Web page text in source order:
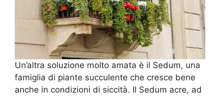
Un’altra soluzione molto amata è il Sedum, una
famiglia di piante succulente che cresce bene
anche in condizioni di siccità. Il Sedum acre, ad